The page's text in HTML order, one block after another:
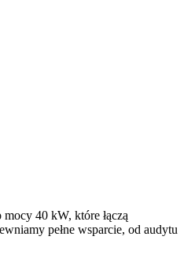
40 kW, które łączą
pełne wsparcie, od audytu